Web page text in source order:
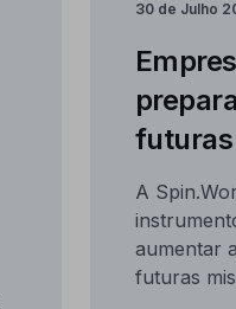
30 de Julho
futuras
A
aumentar
futuras